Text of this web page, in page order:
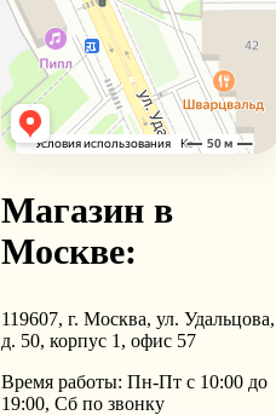
Магазин в
Москве:
119607, г. Москва, ул. Удальцова,
д. 50, корпус 1, офис 57
Время работы: Пн-Пт с 10:00 до
19:00, Сб по звонку